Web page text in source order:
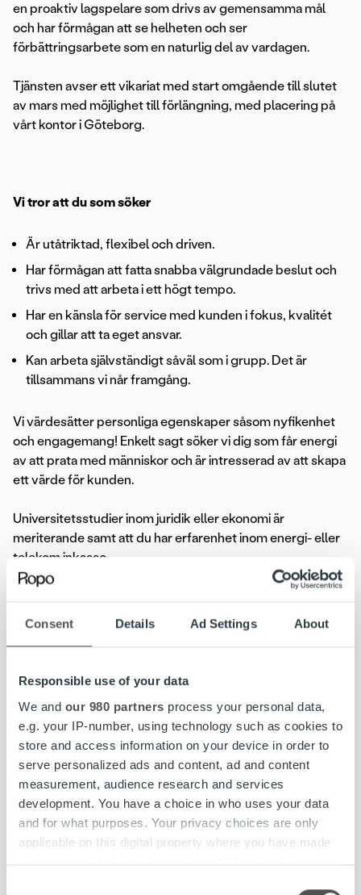
Consent Details Ad Settings About
Responsible use of your data
We and our 980 partners process your personal data,
e.g. your IP-number, using technology such as cookies to
store and access information on your device in order to
serve personalized ads and content, ad and content
measurement, audience research and services
development. You have a choice in who uses your data
and for what purposes. Your privacy choices are only
applicable on this digital property where you have made
your choices. You can change or withdraw your consent
en proaktiv lagspelare som drivs av gemensamma mål
och har förmågan att se helheten och ser
förbättringsarbete som en naturlig del av vardagen.
Tjänsten avser ett vikariat med start omgående till slutet
av mars med möjlighet till förlängning, med placering på
vårt kontor i Göteborg.
Vi tror att du som söker
Är utåtriktad, flexibel och driven.
Har förmågan att fatta snabba välgrundade beslut och
trivs med att arbeta i ett högt tempo.
Har en känsla för service med kunden i fokus, kvalitét
och gillar att ta eget ansvar.
Kan arbeta självständigt såväl som i grupp. Det är
tillsammans vi når framgång.
Vi värdesätter personliga egenskaper såsom nyfikenhet
och engagemang! Enkelt sagt söker vi dig som får energi
av att prata med människor och är intresserad av att skapa
ett värde för kunden.
Universitetsstudier inom juridik eller ekonomi är
meriterande samt att du har erfarenhet inom energi- eller
telekom inkasso.
Ropo Capital erbjuder vad vi kallar för Invoice Life Cycle-
till påminnelser och inkasso. Vårt fundament bygger på
egenutvecklad teknik och vi brinner för att skapa
extraordinära kundupplevelser med hjälp av data och en
oslagbar fakturahanteringsprocess. Genom att vi vågar
tänka nytt och sätta nya normer skapas värde för
våra klienter och deras kunder i form av stärkta
kundrelationer och bättre finansiella resultat.
Ropo Capital är marknadsledande inom fakturahantering i